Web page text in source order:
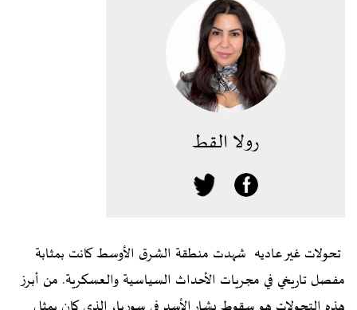
رولا القط
تحولات غير عاديه شهدت منطقة الشرق الأوسط كانت بمثابة
مفصل تاريخي في مجريات الأحداث السياسية والعسكرية. من أبرز